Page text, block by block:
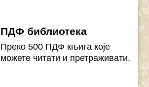
ПДФ библиотека
Преко 500 ПДФ књига које
можете читати и претраживати.